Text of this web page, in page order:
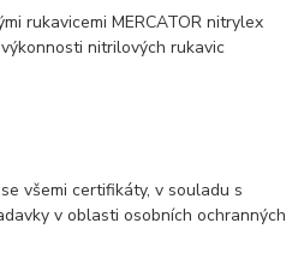
rukavicemi MERCATOR nitrylex
nitrilových rukavic
všemi certifikáty, v souladu s
v oblasti osobních ochranných